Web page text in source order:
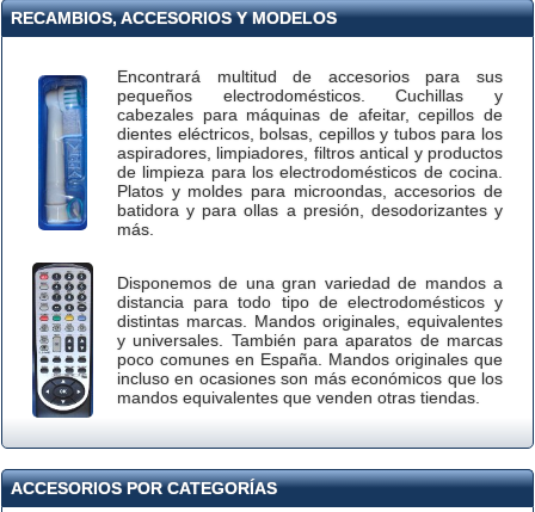
RECAMBIOS, ACCESORIOS Y MODELOS
Encontrará multitud de accesorios para sus
pequeños electrodomésticos. Cuchillas y
cabezales para máquinas de afeitar, cepillos de
dientes eléctricos, bolsas, cepillos y tubos para los
aspiradores, limpiadores, filtros antical y productos
de limpieza para los electrodomésticos de cocina.
Platos y moldes para microondas, accesorios de
batidora y para ollas a presión, desodorizantes y
más.
Disponemos de una gran variedad de mandos a
distancia para todo tipo de electrodomésticos y
distintas marcas. Mandos originales, equivalentes
y universales. También para aparatos de marcas
poco comunes en España. Mandos originales que
incluso en ocasiones son más económicos que los
mandos equivalentes que venden otras tiendas.
ACCESORIOS POR CATEGORÍAS